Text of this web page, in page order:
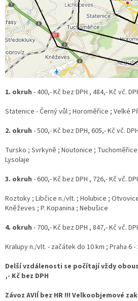
1. okruh - 400,- Kč bez DPH , 484,- Kč vč.
Statenice - Černý vůl ; Horoměřice ; Velké
2. okruh - 500,- Kč bez DPH, 605,- Kč vč. DPH
Tursko ; Svrkyně ; Noutonice ;
Lysolaje
3. okruh - 600,- Kč bez DPH , 726,- Kč vč.
Roztoky ; Libčice n./vlt. ; Holubice ;
Kněževes ; P. Kopanina ; Nebušice
4. okruh - 700,- Kč bez DPH , 847,- Kč vč.
Kralupy n./vlt. - začátek do 10 km ; Praha 6
Delší vzdálenosti se počítají vždy
,- Kč bez DPH
Závoz AVIÍ bez HR !!! Velkoobjemové